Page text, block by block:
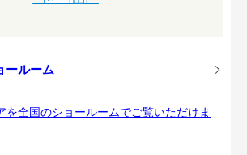
ールーム
を全国のショールームでご覧いただけま